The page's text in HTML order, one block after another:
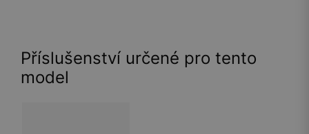
Příslušenství určené pro tento
model